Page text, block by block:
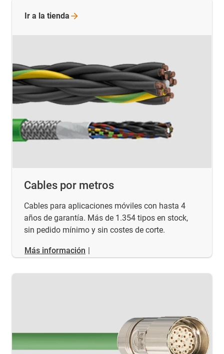
Cables por metros
Cables para aplicaciones móviles con hasta 4
años de garantía. Más de 1.354 tipos en stock,
sin pedido mínimo y sin costes de corte.
Más información |
Ir a la tienda